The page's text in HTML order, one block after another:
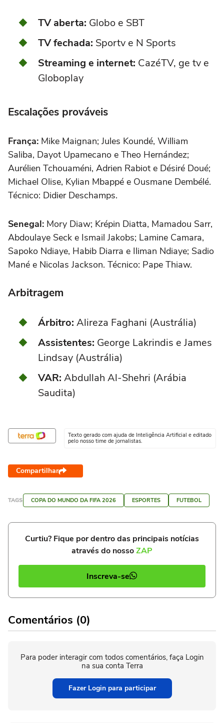
TV aberta: Globo e SBT
TV fechada: Sportv e N Sports
Streaming e internet: CazéTV, ge tv e
Globoplay
Escalações prováveis
França: Mike Maignan; Jules Koundé, William
Saliba, Dayot Upamecano e Theo Hernández;
Aurélien Tchouaméni, Adrien Rabiot e Désiré Doué;
Michael Olise, Kylian Mbappé e Ousmane Dembélé.
Técnico: Didier Deschamps.
Senegal: Mory Diaw; Krépin Diatta, Mamadou Sarr,
Abdoulaye Seck e Ismail Jakobs; Lamine Camara,
Sapoko Ndiaye, Habib Diarra e Iliman Ndiaye; Sadio
Mané e Nicolas Jackson. Técnico: Pape Thiaw.
Arbitragem
Árbitro: Alireza Faghani (Austrália)
Assistentes: George Lakrindis e James
Lindsay (Austrália)
VAR: Abdullah Al-Shehri (Arábia
Saudita)
Texto gerado com ajuda de Inteligência Artificial e editado
pelo nosso time de jornalistas.
Compartilhar
TAGS COPA DO MUNDO DA FIFA 2026 ESPORTES FUTEBOL
Curtiu? Fique por dentro das principais notícias
através do nossoZAP
Inscreva-se
Comentários (0)
Para poder interagir com todos comentários, faça Login
na sua conta Terra
Fazer Login para participar